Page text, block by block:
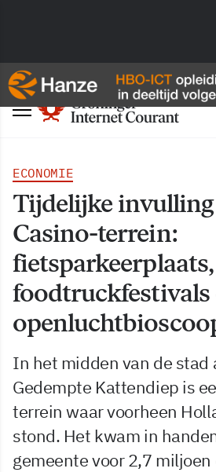
ECONOMIE
Tijdelijke
Casino-terrein:
fietsparkeerplaats,
foodtruckfestivals
In het midden van de stad
Gedempte Kattendiep is
terrein waar voorheen
stond. Het kwam in
gemeente voor 2,7 miljoen